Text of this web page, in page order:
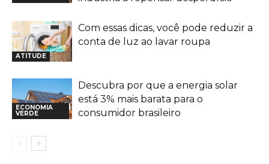
ATITUDE
Com essas dicas, você pode reduzir a
conta de luz ao lavar roupa
ECONOMIA
VERDE
Descubra por que a energia solar
está 3% mais barata para o
consumidor brasileiro